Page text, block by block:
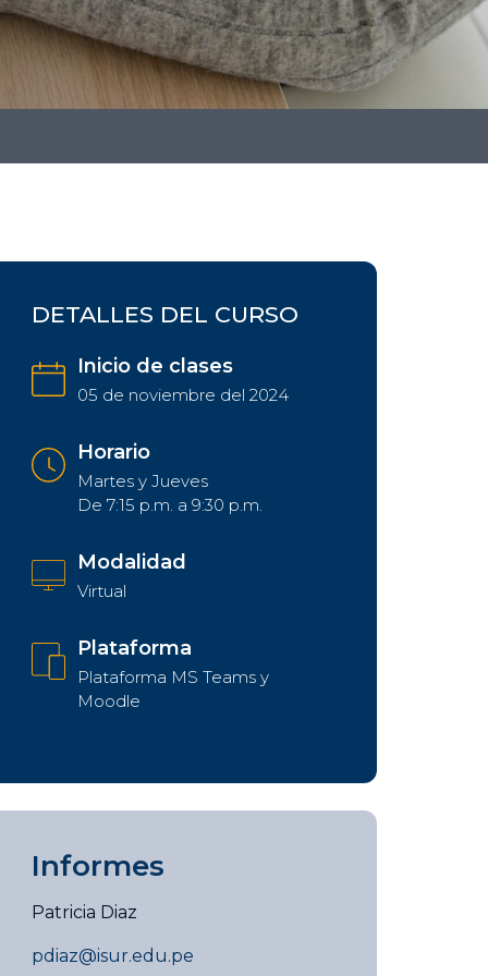
DETALLES DEL CURSO
Inicio de clases
05 de noviembre del 2024
Horario
Martes y Jueves
De 7:15 p.m. a 9:30 p.m.
Modalidad
Virtual
Plataforma
Plataforma MS Teams y
Moodle
Informes
Patricia Diaz
pdiaz@isur.edu.pe